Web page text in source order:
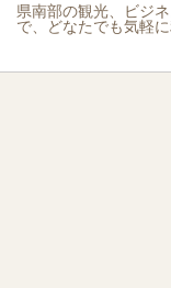
県南部の観光、ビジ
で、どなたでも気軽